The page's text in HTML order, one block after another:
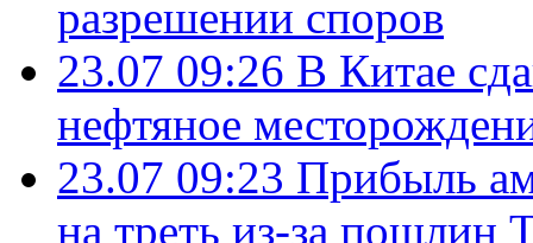
разрешении споров
23.07 09:26 В Китае
нефтяное
23.07 09:23 Прибыль
на треть из-за пошлин